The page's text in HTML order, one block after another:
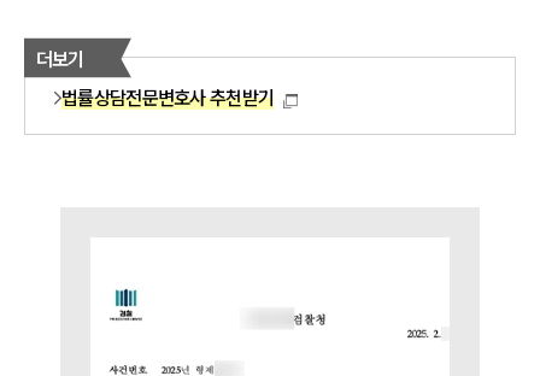
분야별
더보기
법률상담전문변호사 추천받기